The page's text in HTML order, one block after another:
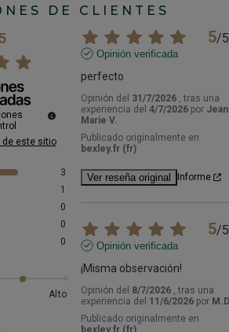
DE CLIENTES
de este sitio
3
1
0
0
0
Alto
5/5
Opinión verificada
perfecto
Opinión del 31/7/2026
, tras una
experiencia del 4/7/2026 por
Marie V.
Publicado originalmente en
bexley.fr (fr)
Ver reseña original Informe
5/5
Opinión verificada
¡Misma observación!
Opinión del 8/7/2026
, tras una
experiencia del 11/6/2026 por
Publicado originalmente en
bexley.fr (fr)